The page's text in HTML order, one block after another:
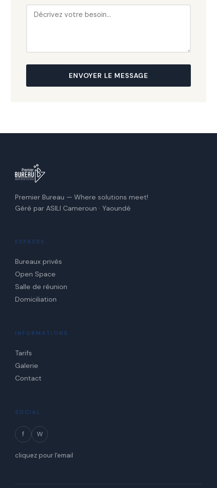
ENVOYER LE MESSAGE
Premier Bureau — Where solutions meet!
Géré par ASILI Cameroun · Yaoundé
ESPACES
Bureaux privés
Open Space
Salle de réunion
Domiciliation
INFORMATIONS
Tarifs
Galerie
Contact
SOCIAL
f W
cliquez pour l'email